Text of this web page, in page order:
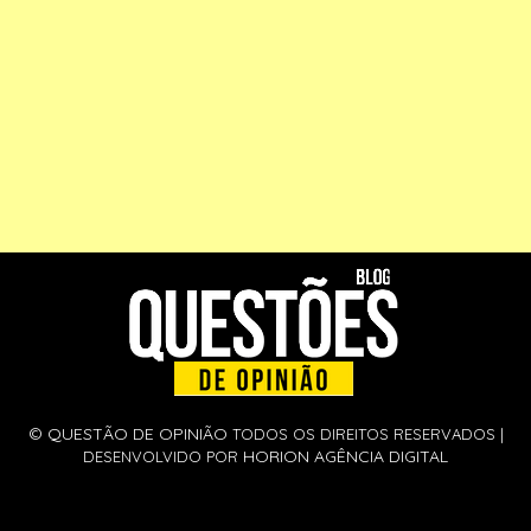
© QUESTÃO DE OPINIÃO TODOS OS DIREITOS RESERVADOS |
DESENVOLVIDO POR HORION AGÊNCIA DIGITAL